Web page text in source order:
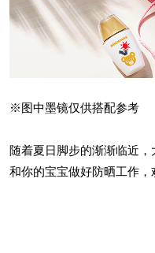
※图中墨镜仅供搭配参考
随着夏日脚步的渐渐临近，
和你的宝宝做好防晒工作，